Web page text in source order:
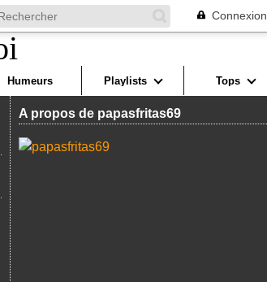
Connexion
Humeurs Playlists Tops
A propos de papasfritas69